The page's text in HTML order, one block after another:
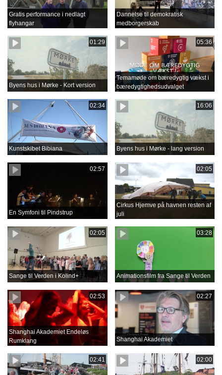
Gratis performance i nedlagt
flyhangar
Dannelse til demokratisk
medborgerskab
01:29
Byens hus i Mørke - Kort version
05:36
Temamøde om bæredygtig vækst i
bæredygtighedsudvalget
02:34
Kunstskibet Bibiana
16:06
Byens hus i Mørke - lang version
02:57
En Symfoni til Pindstrup
02:05
Cirkus Hjemve på havnen resten af
juli
02:05
Sange til Verden i Kolind+
03:28
Animationsfilm fra Sange til Verden
02:53
Shanghai Akademiet Endeløs
Rumklang
02:27
Shanghai Akademiet
02:41 02:00